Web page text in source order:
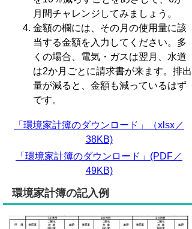
月間チャレンジしてみましょう。
金額の欄には、その月の使用量に該
当する金額を入力してください。多
くの場合、電気・ガスは翌月、水道
は2か月ごとに請求書が来ます。排出
量が減ると、金額も減っているはず
です。
「環境家計簿のダウンロード」（xlsx／
38KB)
「環境家計簿のダウンロード」(PDF／
49KB)
環境家計簿の記入例